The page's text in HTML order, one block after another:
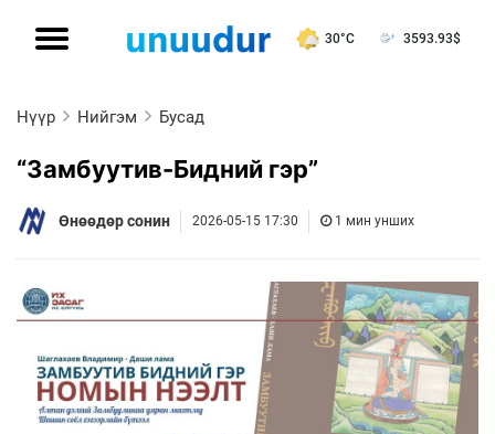
30°C 3593.93$
Нүүр Нийгэм Бусад
“Замбуутив-Бидний гэр”
Өнөөдөр сонин 2026-05-15 17:30 1 мин унших